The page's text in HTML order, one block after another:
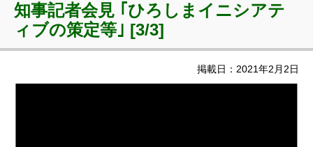
知事記者会見 ｢ひろしまイニシアテ
ィブの策定等｣ [3/3]
掲載日：2021年2月2日